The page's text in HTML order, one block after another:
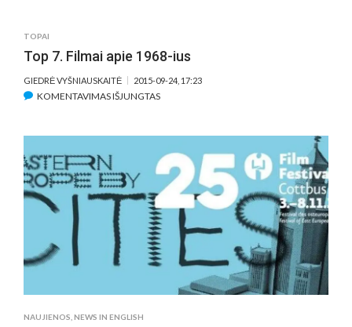
BY
ZEMECKIS
SCREENED
AT
THE
ROME
FEST
TOPAI
Top 7. Filmai apie 1968-ius
GIEDRĖ VYŠNIAUSKAITĖ 2015-09-24, 17:23
KOMENTAVIMAS IŠJUNGTASĮRAŠE
APIE
1968-
IUS
NAUJIENOS NEWS IN ENGLISH